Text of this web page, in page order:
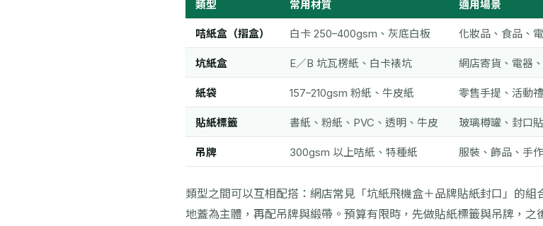
類型 常用材質 適用場景
咭紙盒（摺盒） 白卡 250–400gsm、灰底白板 化妝品、食品、
坑紙盒 E／B 坑瓦楞紙、白卡裱坑 網店寄貨、電器
紙袋 157–210gsm 粉紙、牛皮紙 零售手提、活動
貼紙標籤 書紙、粉紙、PVC、透明、牛皮 玻璃樽罐、封口
吊牌 300gsm 以上咭紙、特種紙 服裝、飾品、手
類型之間可以互相配搭：網店常見「坑紙飛機盒＋品牌貼紙封口」的
地蓋為主體，再配吊牌與緞帶。預算有限時，先做貼紙標籤與吊牌，